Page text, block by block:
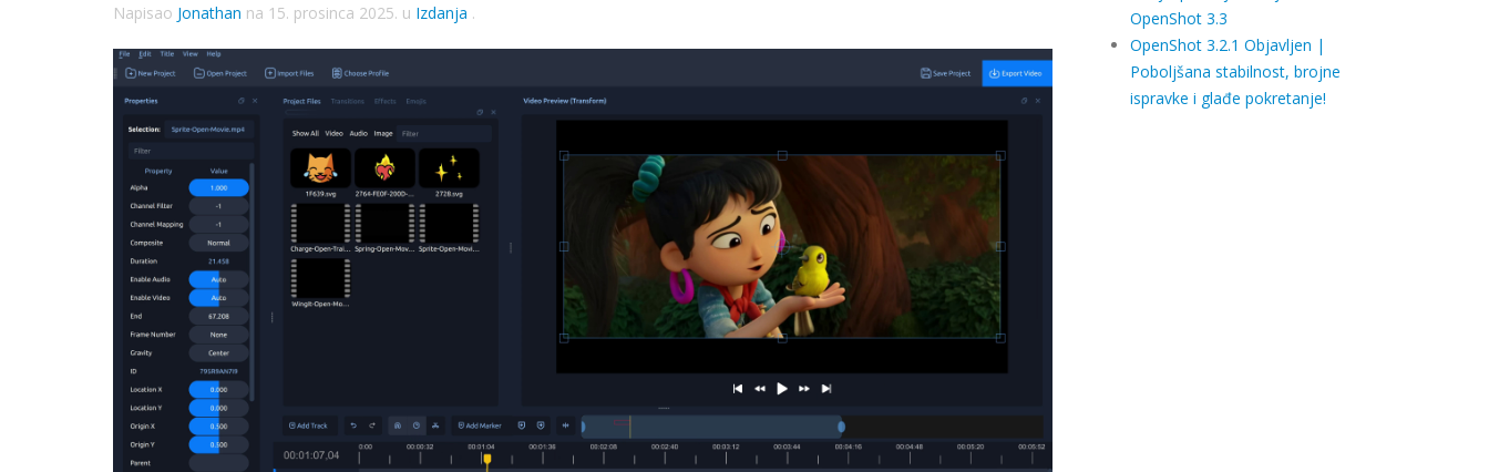
Napisao Jonathan na 15. prosinca 2025. u Izdanja .
OpenShot 3.3
OpenShot 3.2.1 Objavljen |
Poboljšana stabilnost, brojne
ispravke i glađe pokretanje!